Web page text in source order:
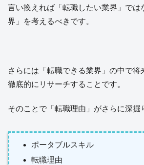
言い換えれば「転職したい業界」では
界」を考えるべきです。
さらには「転職できる業界」の中で将
徹底的にリサーチすることです。
そのことで「転職理由」がさらに深掘
ポータブルスキル
転職理由